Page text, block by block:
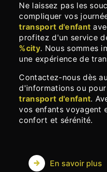
Ne laissez pas les soucis de transport
compliquer vos
transport d'enfant
profitez d'un service
%city. Nous sommes
une expérience de
Contactez-nous dès aujourd'hui pour plus
d'informations ou
transport d'enfant.
vos enfants voyagent
confort et sérénité.
En savoir plus